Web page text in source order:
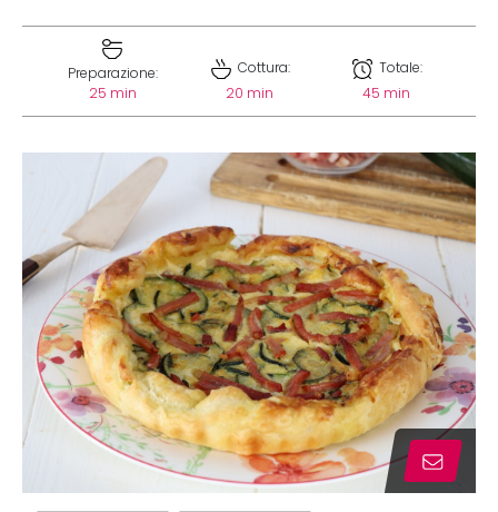
Preparazione:
25 min
Cottura:
20 min
Totale:
45 min